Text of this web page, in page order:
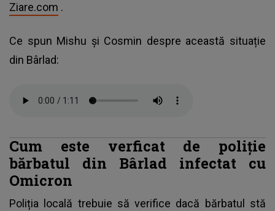
Ziare.com .
Ce spun Mishu și Cosmin despre această situație
din Bârlad:
Cum este verficat de poliție
bărbatul din Bârlad infectat cu
Omicron
Poliția locală trebuie să verifice dacă bărbatul stă